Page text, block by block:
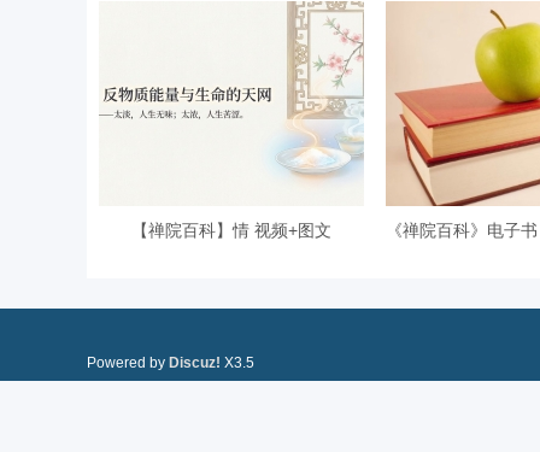
【禅院百科】情 视频+图文
Powered by Discuz! X3.5